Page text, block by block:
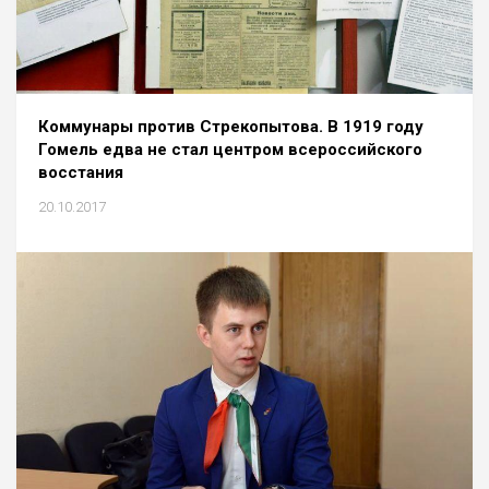
Коммунары против Стрекопытова. В 1919 году
Гомель едва не стал центром всероссийского
восстания
20.10.2017